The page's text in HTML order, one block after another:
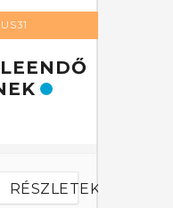
RÉSZLETEK